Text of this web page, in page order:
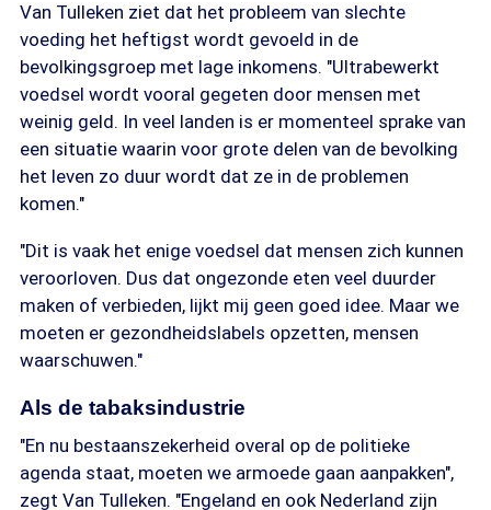
Van Tulleken ziet dat het probleem van slechte
voeding het heftigst wordt gevoeld in de
bevolkingsgroep met lage inkomens. "Ultrabewerkt
voedsel wordt vooral gegeten door mensen met
weinig geld. In veel landen is er momenteel sprake van
een situatie waarin voor grote delen van de bevolking
het leven zo duur wordt dat ze in de problemen
komen."
"Dit is vaak het enige voedsel dat mensen zich kunnen
veroorloven. Dus dat ongezonde eten veel duurder
maken of verbieden, lijkt mij geen goed idee. Maar we
moeten er gezondheidslabels opzetten, mensen
waarschuwen."
Als de tabaksindustrie
"En nu bestaanszekerheid overal op de politieke
agenda staat, moeten we armoede gaan aanpakken",
zegt Van Tulleken. "Engeland en ook Nederland zijn